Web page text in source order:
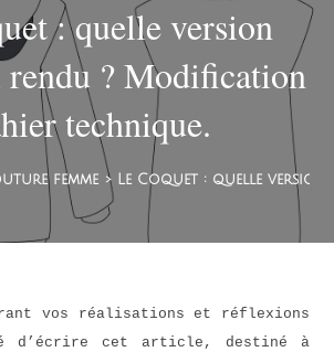
: quelle version
? Modification
technique.
femme > Le Coquet : quelle
vos réalisations et réflexions
d’écrire cet article, destiné à